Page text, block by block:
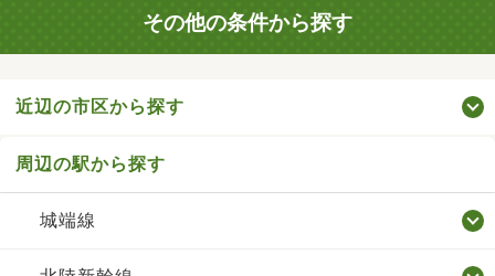
その他の条件から探す
近辺の市区から探す
周辺の駅から探す
城端線